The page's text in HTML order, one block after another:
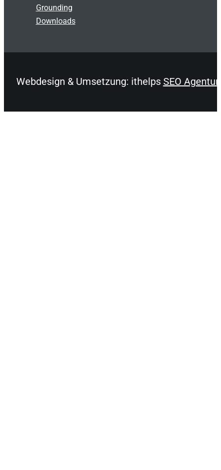
Grounding
Downloads
Webdesign & Umsetzung: ithelps SEO Agentur